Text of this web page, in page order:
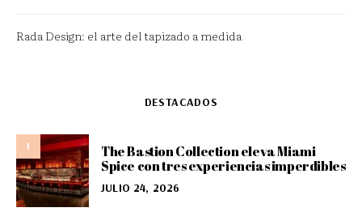
Rada Design: el arte del tapizado a medida
DESTACADOS
1
The Bastion Collection eleva Miami
Spice con tres experiencias imperdibles
JULIO 24, 2026